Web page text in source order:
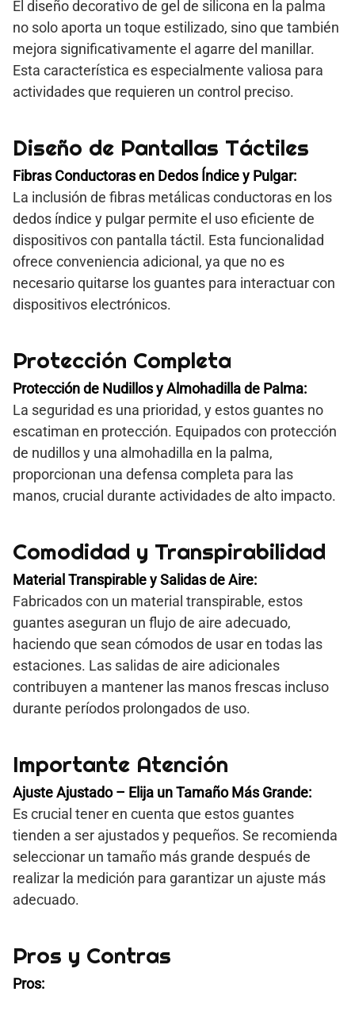
El diseño decorativo de gel de silicona en la palma
no solo aporta un toque estilizado, sino que también
mejora significativamente el agarre del manillar.
Esta característica es especialmente valiosa para
actividades que requieren un control preciso.
Diseño de Pantallas Táctiles
Fibras Conductoras en Dedos Índice y Pulgar:
La inclusión de fibras metálicas conductoras en los
dedos índice y pulgar permite el uso eficiente de
dispositivos con pantalla táctil. Esta funcionalidad
ofrece conveniencia adicional, ya que no es
necesario quitarse los guantes para interactuar con
dispositivos electrónicos.
Protección Completa
Protección de Nudillos y Almohadilla de Palma:
La seguridad es una prioridad, y estos guantes no
escatiman en protección. Equipados con protección
de nudillos y una almohadilla en la palma,
proporcionan una defensa completa para las
manos, crucial durante actividades de alto impacto.
Comodidad y Transpirabilidad
Material Transpirable y Salidas de Aire:
Fabricados con un material transpirable, estos
guantes aseguran un flujo de aire adecuado,
haciendo que sean cómodos de usar en todas las
estaciones. Las salidas de aire adicionales
contribuyen a mantener las manos frescas incluso
durante períodos prolongados de uso.
Importante Atención
Ajuste Ajustado – Elija un Tamaño Más Grande:
Es crucial tener en cuenta que estos guantes
tienden a ser ajustados y pequeños. Se recomienda
seleccionar un tamaño más grande después de
realizar la medición para garantizar un ajuste más
adecuado.
Pros y Contras
Pros: